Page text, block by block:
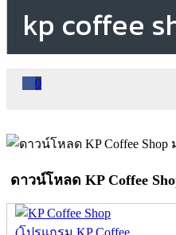
kp coffee
0
ดาวน์โหลด KP Coffee